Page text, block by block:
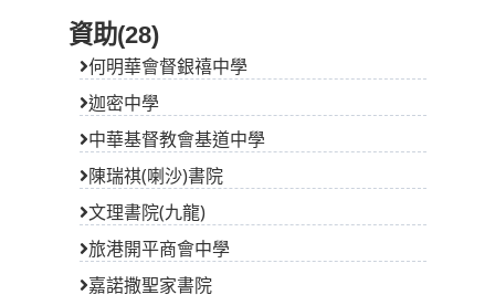
何明華會督銀禧中學
迦密中學
中華基督教會基道中學
陳瑞祺(喇沙)書院
文理書院(九龍)
旅港開平商會中學
嘉諾撒聖家書院
九龍塘學校(中學部)